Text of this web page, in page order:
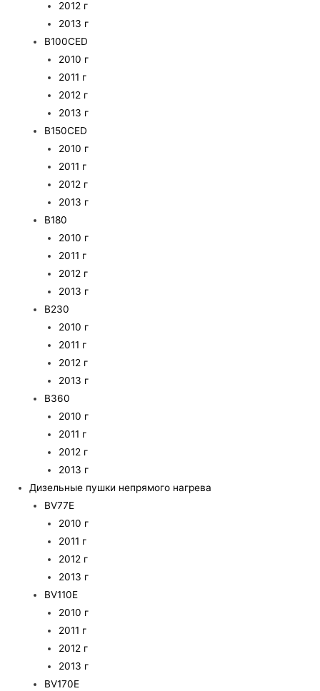
2012 г
2013 г
B100CED
2010 г
2011 г
2012 г
2013 г
B150CED
2010 г
2011 г
2012 г
2013 г
B180
2010 г
2011 г
2012 г
2013 г
B230
2010 г
2011 г
2012 г
2013 г
B360
2010 г
2011 г
2012 г
2013 г
Дизельные пушки непрямого нагрева
BV77E
2010 г
2011 г
2012 г
2013 г
BV110E
2010 г
2011 г
2012 г
2013 г
BV170E